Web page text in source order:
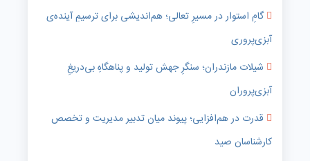
گامِ استوار در مسیرِ تعالی؛ هم‌اندیشی برای ترسیمِ آینده‌ی
آبزی‌پروری
شیلات مازندران؛ سنگرِ جهش تولید و پناهگاهِ بی‌دریغِ
آبزی‌پروران
قدرت در هم‌افزایی؛ پیوند میان تدبیر مدیریت و تخصص
کارشناسان صید